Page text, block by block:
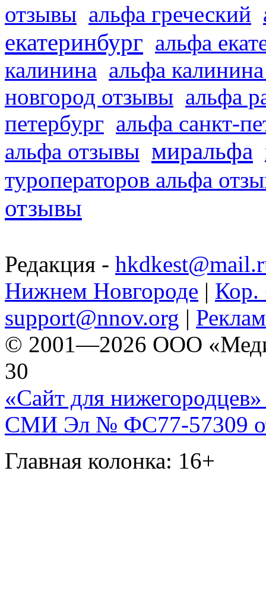
отзывы альфа греческий
екатеринбург альфа
калинина альфа
новгород отзывы альфа
петербург альфа санкт-
альфа отзывы миральфа
туроператоров альфа
отзывы
Редакция -
Нижнем Новгороде | Кор.
support@nnov.org |
© 2001—2026 ООО
30
«Сайт для нижегородцев»
СМИ Эл № ФС77-57309
Главная колонка: 16+